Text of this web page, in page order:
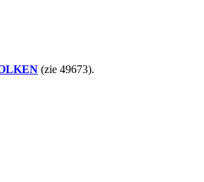
(zie 49673).